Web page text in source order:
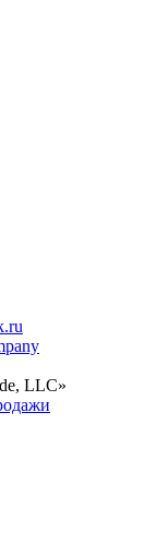
LLC»